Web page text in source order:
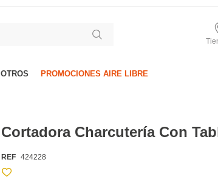
OTROS PROMOCIONES AIRE LIBRE
Cortadora Charcutería Con
REF 424228